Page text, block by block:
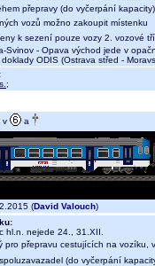
přepravy (do vyčerpání kapacity)
vozů možno zakoupit místenku
k sezení pouze vozy 2. vozové
Svinov - Opava východ jede v
ODIS (Ostrava střed -
;
v a
(David Valouch)
hl.n. nejede 24., 31.XII.
pro přepravu cestujících na vozíku,
(do vyčerpání